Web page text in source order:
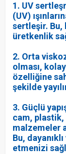
1. UV
(UV)
sertleşir. Bu,
üretkenlik
2. Orta
olması,
özelliğine
şekilde
3. Güçlü
cam,
malzemeler
Bu,
etmenizi